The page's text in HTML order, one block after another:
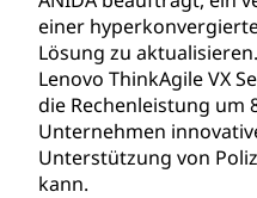
einer
Lösung zu
Lenovo ThinkAgile VX
die Rechenleistung um
Unternehmen
Unterstützung von
kann.